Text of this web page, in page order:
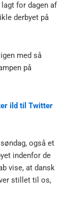
for dagen af
derbyet på
med så
på
ild til Twitter
også et
indenfor de
vise, at dansk
stillet til os,